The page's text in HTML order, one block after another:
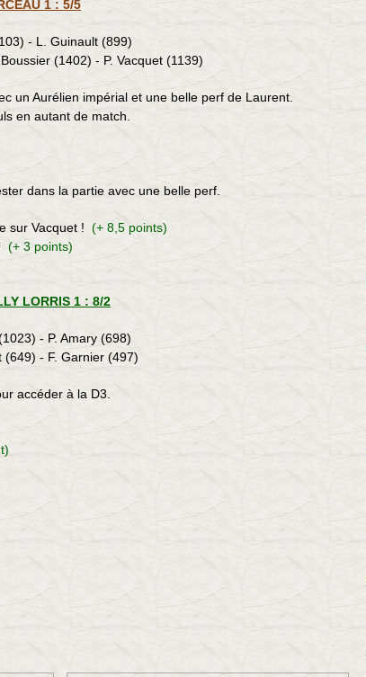
1 : 5/5
- L. Guinault (899)
(1402) - P. Vacquet (1139)
un Aurélien impérial et une belle perf de Laurent.
en autant de match.
dans la partie avec une belle perf.
sur Vacquet ! (+ 8,5 points)
(+ 3 points)
LORRIS 1 : 8/2
- P. Amary (698)
(649) - F. Garnier (497)
accéder à la D3.